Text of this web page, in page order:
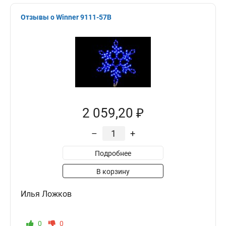
Отзывы о Winner 9111-57B
2 059,20 ₽
– +
Подробнее
В корзину
Илья Ложков
0 0